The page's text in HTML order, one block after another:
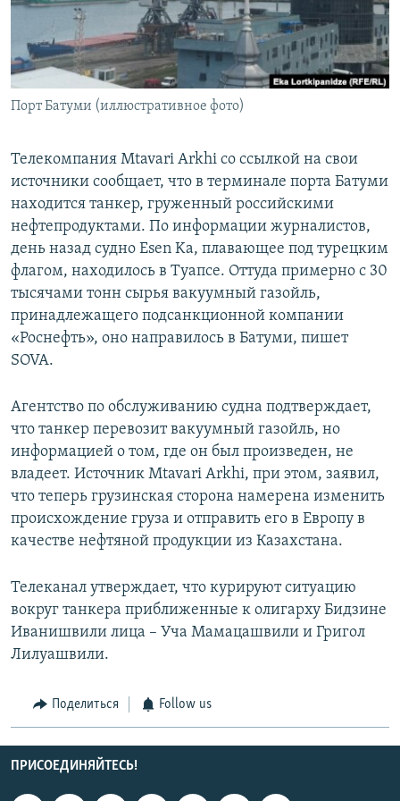
МИР
ГОЛОСА
ЧИТАЕМ ПРЕССУ
АРХИВ РАДИОПРОГРАММЫ
Все сайты РСЕ/РС
Порт Батуми (иллюстративное фото)
Телекомпания Mtavari Arkhi со ссылкой на свои
источники сообщает, что в терминале порта Батуми
находится танкер, груженный российскими
нефтепродуктами. По информации журналистов,
день назад судно Esen Ka, плавающее под турецким
флагом, находилось в Туапсе. Оттуда примерно с 30
тысячами тонн сырья вакуумный газойль,
принадлежащего подсанкционной компании
«Роснефть», оно направилось в Батуми, пишет
SOVA.
Агентство по обслуживанию судна подтверждает,
что танкер перевозит вакуумный газойль, но
информацией о том, где он был произведен, не
владеет. Источник Mtavari Arkhi, при этом, заявил,
что теперь грузинская сторона намерена изменить
происхождение груза и отправить его в Европу в
качестве нефтяной продукции из Казахстана.
Телеканал утверждает, что курируют ситуацию
вокруг танкера приближенные к олигарху Бидзине
Иванишвили лица – Уча Мамацашвили и Григол
Лилуашвили.
Поделиться Follow us
ПРИСОЕДИНЯЙТЕСЬ!